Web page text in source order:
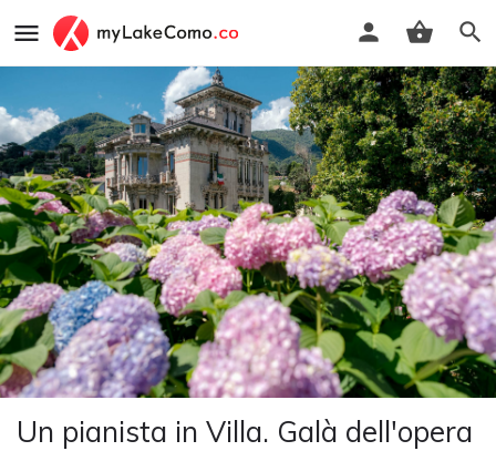
Un pianista in Villa. Galà dell'opera